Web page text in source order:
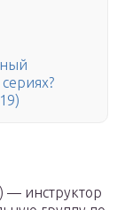
— инструктор